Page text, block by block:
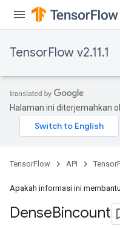
TensorFlow v2.11.1
Halaman ini diterjemahkan
TensorFlow API
Apakah informasi ini
DenseBincount